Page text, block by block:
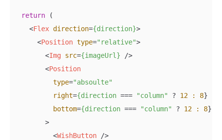
return (
<Flex direction={direction}>
<Position type="relative">
<Img src={imageUrl} />
<Position
type="absoulte"
right={direction === "column" ? 12 : 8}
bottom={direction === "column" ? 12 : 8}
        >
<WishButton />